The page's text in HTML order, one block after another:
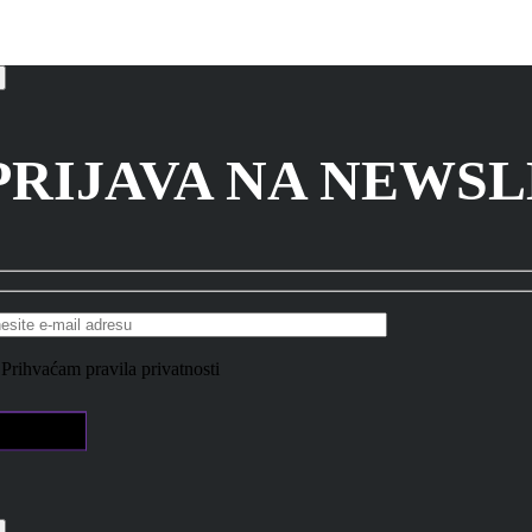
NA
Prihvaćam pravila privatnosti